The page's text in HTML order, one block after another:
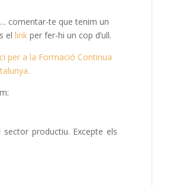
comentar-te que tenim un
ellink per fer-hi un cop d’ull.
per a la Formació Continua
productiu. Excepte els